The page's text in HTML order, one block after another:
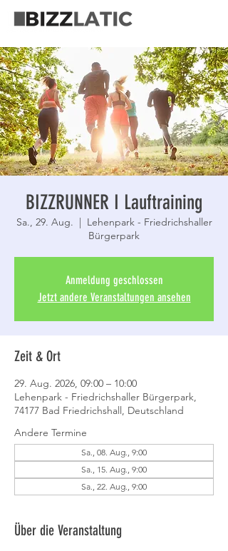
BIZZRUNNER I Lauftraining
Sa., 29. Aug.
  |
Lehenpark - Friedrichshaller
Bürgerpark
Anmeldung geschlossen
Jetzt andere Veranstaltungen ansehen
Zeit & Ort
29. Aug. 2026, 09:00 – 10:00
Lehenpark - Friedrichshaller Bürgerpark,
74177 Bad Friedrichshall, Deutschland
Andere Termine
Sa., 08. Aug., 9:00
Sa., 15. Aug., 9:00
Sa., 22. Aug., 9:00
Über die Veranstaltung